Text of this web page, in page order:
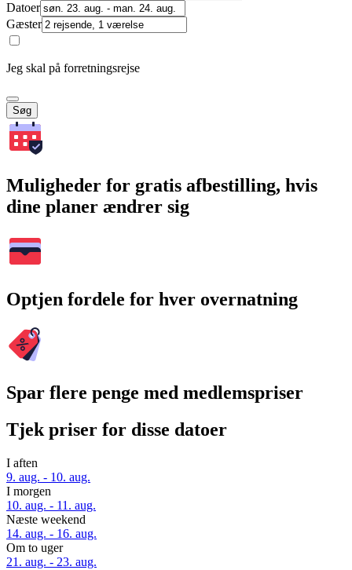
Datoer
Gæster
Jeg skal på forretningsrejse
Søg
Muligheder for gratis afbestilling, hvis
dine planer ændrer sig
Optjen fordele for hver overnatning
Spar flere penge med medlemspriser
Tjek priser for disse datoer
I aften
9. aug. - 10. aug.
I morgen
10. aug. - 11. aug.
Næste weekend
14. aug. - 16. aug.
Om to uger
21. aug. - 23. aug.